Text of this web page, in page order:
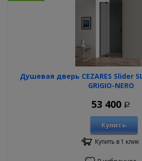
Душевая дверь CEZARES Slider
GRIGIO-NERO
53 400 Р
Купить
Купить в 1 клик